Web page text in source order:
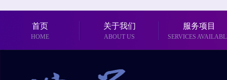
首页
HOME
关于我们
ABOUT US
服务项目
SERVICES